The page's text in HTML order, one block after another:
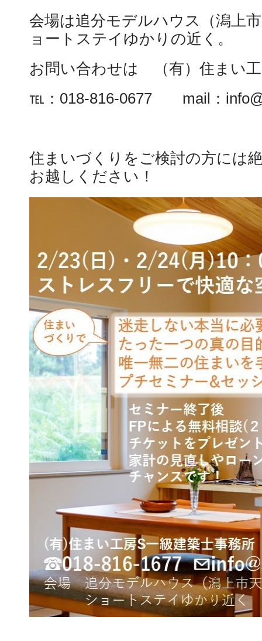
会場は追分モデルハウス（潟上
ョートステイゆかりの近く。
お問い合わせは （有）住まい
℡：018-816-0677 mail：
住まいづくりをご検討の方には
お越しください！